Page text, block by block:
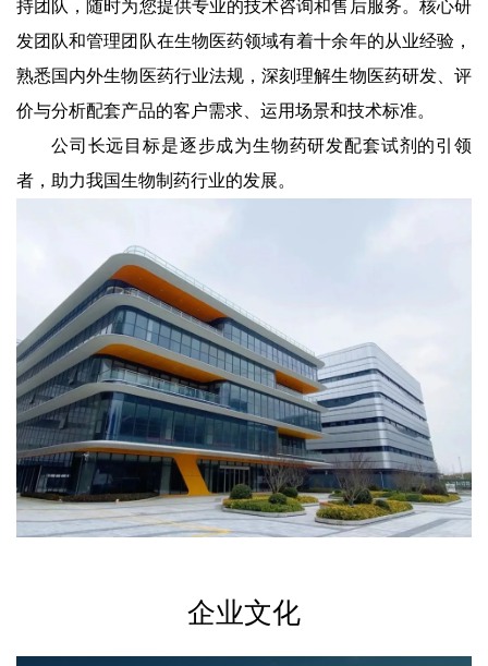
持团队，随时为您提供专业的技术咨询和售后服务。核心研
发团队和管理团队在生物医药领域有着十余年的从业经验，
熟悉国内外生物医药行业法规，深刻理解生物医药研发、评
价与分析配套产品的客户需求、运用场景和技术标准。
公司长远目标是逐步成为生物药研发配套试剂的引领
者，助力我国生物制药行业的发展。
企业文化